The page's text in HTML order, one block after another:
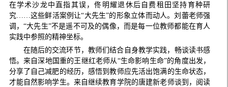
在学术沙龙中直指其误，佟明耀退休后自费租田坚持育种研
究……这些鲜活案例让“大先生”的形象立体而动人。刘蕾老师强
调，“大先生”不是遥不可及的偶像，而是每一位教师都能在育人
实践中参照的精神坐标。
在随后的交流环节，教师们结合自身教学实践，畅谈读书感
悟。来自深地国重的王继红老师从“生命影响生命”的角度出发，
分享了自己减肥的经历，感悟到教师应先活出饱满的生命状态，
才能自然影响学生。来自继续教育学院的唐建新老师谈到，阅读